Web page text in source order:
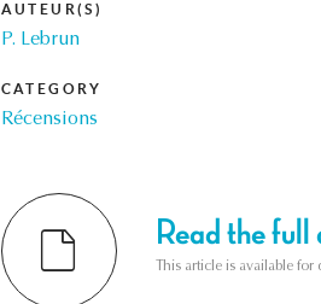
AUTEUR(S)
P. Lebrun
CATEGORY
Récensions
Read the
This article is available